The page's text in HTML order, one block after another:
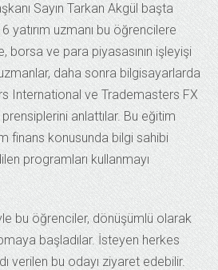
Sayın Tarkan Akgül başta
uzmanı bu öğrencilere
borsa ve para piyasasının işleyişi
daha sonra bilgisayarlarda
International ve Trademasters FX
anlattılar. Bu eğitim
finans konusunda bilgi sahibi
programları kullanmayı
bu öğrenciler, dönüşümlü olarak
başladılar. İsteyen herkes
verilen bu odayı ziyaret edebilir.